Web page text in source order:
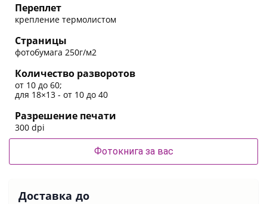
Переплет
крепление термолистом
Страницы
фотобумага 250г/м2
Количество разворотов
от 10 до 60;
для 18×13 - от 10 до 40
Разрешение печати
300 dpi
Фотокнига за вас
Доставка до